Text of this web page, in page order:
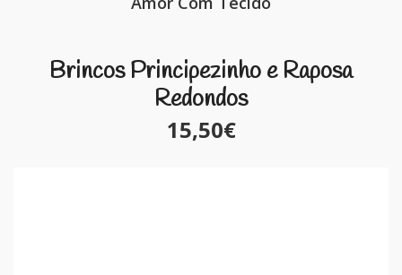
Brincos Principezinho e Raposa
Redondos
15,50€